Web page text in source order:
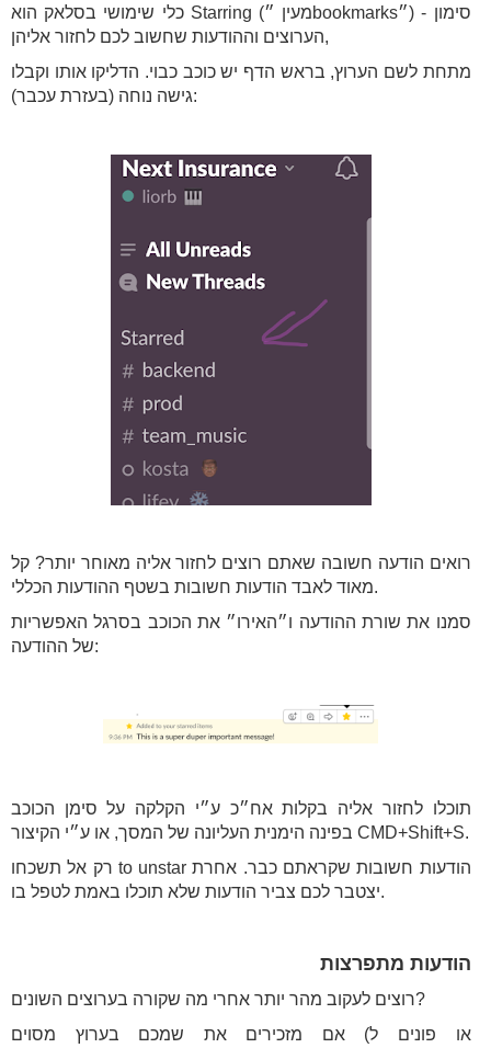
כלי שימושי בסלאק הוא Starring (מעין ״bookmarks״) - סימון
הערוצים וההודעות שחשוב לכם לחזור אליהן,
מתחת לשם הערוץ, בראש הדף יש כוכב כבוי. הדליקו אותו וקבלו
גישה נוחה (בעזרת עכבר):
רואים הודעה חשובה שאתם רוצים לחזור אליה מאוחר יותר? קל
מאוד לאבד הודעות חשובות בשטף ההודעות הכללי.
סמנו את שורת ההודעה ו״האירו״ את הכוכב בסרגל האפשריות
של ההודעה:
תוכלו לחזור אליה בקלות אח״כ ע״י הקלקה על סימן הכוכב
בפינה הימנית העליונה של המסך, או ע״י הקיצור CMD+Shift+S.
רק אל תשכחו to unstar הודעות חשובות שקראתם כבר. אחרת
יצטבר לכם צביר הודעות שלא תוכלו באמת לטפל בו.
הודעות מתפרצות
רוצים לעקוב מהר יותר אחרי מה שקורה בערוצים השונים?
אם מזכירים את שמכם בערוץ מסוים (או פונים ל